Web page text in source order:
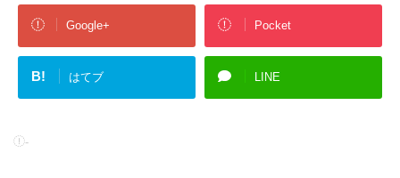
Google+ Pocket
B! はてブ LINE
-